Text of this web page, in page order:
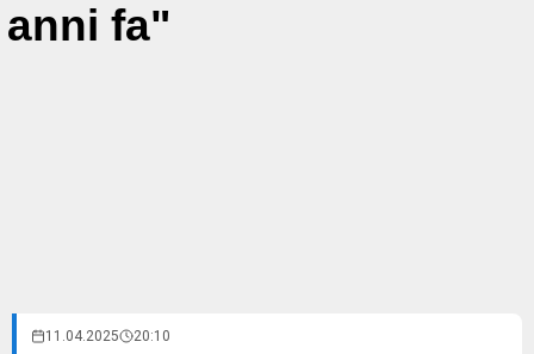
anni fa"
11.04.2025 20:10